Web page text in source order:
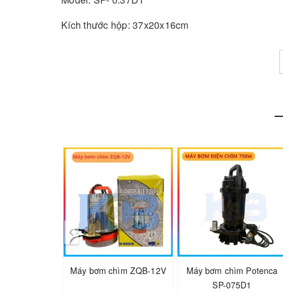
Kích thước hộp: 37x20x16cm
Đường kính đế: 14cm
Công suất: 0.37kw - 0,5hp
Điện áp : 220V/50hz
Lưu lượng: 1.5m³/ giờ
Đẩy cao: 16m
Tốc độ : 2860r/min
Máy bơm chìm ZQB-12V
Máy bơm chìm Potenca
SP-075D1
prev